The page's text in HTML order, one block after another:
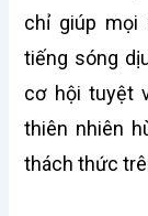
chỉ giúp mọi
tiếng sóng
cơ hội tuyệt
thiên nhiên
thách thức